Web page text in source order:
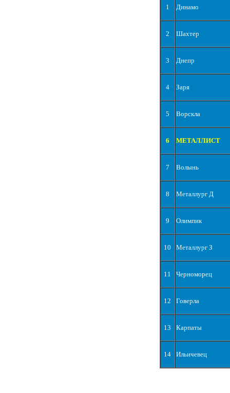
1 Динамо
2 Шахтер
3 Днепр
4 Заря
5 Ворскла
6 МЕТАЛЛИСТ
7 Волынь
8 Металлург Д
9 Олимпик
10 Металлург З
11 Черноморец
12 Говерла
13 Карпаты
14 Ильичевец